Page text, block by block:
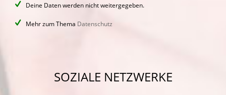
Deine Daten werden nicht weitergegeben.
Mehr zum Thema Datenschutz
SOZIALE NETZWERKE